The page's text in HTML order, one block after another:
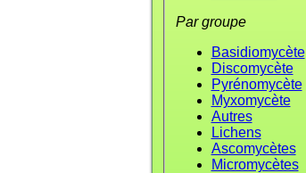
Par groupe
Basidiomycète
Discomycète
Pyrénomycète
Myxomycète
Autres
Lichens
Ascomycètes
Micromycètes